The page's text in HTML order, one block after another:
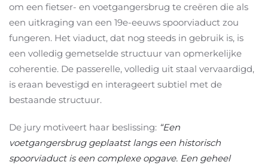
om een fietser- en voetgangersbrug te creëren die als
een uitkraging van een 19e-eeuws spoorviaduct zou
fungeren. Het viaduct, dat nog steeds in gebruik is, is
een volledig gemetselde structuur van opmerkelijke
coherentie. De passerelle, volledig uit staal vervaardigd,
is eraan bevestigd en interageert subtiel met de
bestaande structuur.
De jury motiveert haar beslissing: “Een
voetgangersbrug geplaatst langs een historisch
spoorviaduct is een complexe opgave. Een geheel